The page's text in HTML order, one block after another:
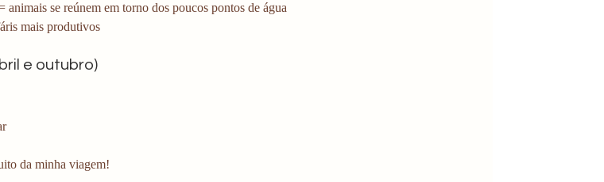
animais se reúnem em torno dos poucos pontos de água
mais produtivos
e outubro)
da minha viagem!